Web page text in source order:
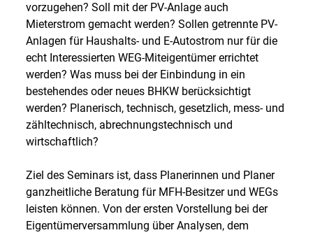
vorzugehen? Soll mit der PV-Anlage auch
Mieterstrom gemacht werden? Sollen getrennte PV-
Anlagen für Haushalts- und E-Autostrom nur für die
echt Interessierten WEG-Miteigentümer errichtet
werden? Was muss bei der Einbindung in ein
bestehendes oder neues BHKW berücksichtigt
werden? Planerisch, technisch, gesetzlich, mess- und
zähltechnisch, abrechnungstechnisch und
wirtschaftlich?
Ziel des Seminars ist, dass Planerinnen und Planer
ganzheitliche Beratung für MFH-Besitzer und WEGs
leisten können. Von der ersten Vorstellung bei der
Eigentümerversammlung über Analysen, dem